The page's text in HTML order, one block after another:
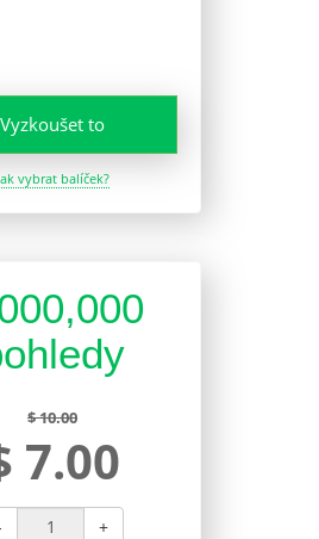
Vyzkoušet to
vybrat balíček?
$ 10.00
7.00
+